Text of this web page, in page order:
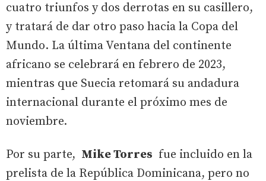
cuatro triunfos y dos derrotas en su casillero,
y tratará de dar otro paso hacia la Copa del
Mundo. La última Ventana del continente
africano se celebrará en febrero de 2023,
mientras que Suecia retomará su andadura
internacional durante el próximo mes de
noviembre.
Por su parte, Mike Torres fue incluido en la
prelista de la República Dominicana, pero no